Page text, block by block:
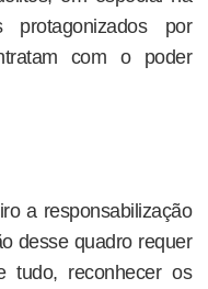
protagonizados por
com o poder
a responsabilização
desse quadro requer
tudo, reconhecer os